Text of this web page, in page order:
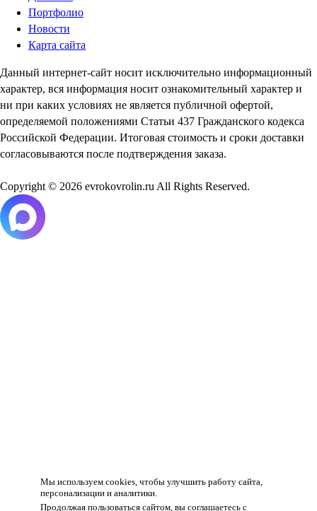
Мы используем cookies, чтобы улучшить работу сайта,
персонализации и аналитики.
Продолжая пользоваться сайтом, вы соглашаетесь с
Портфолио
Новости
Карта сайта
Данный интернет-сайт носит исключительно информационный
характер, вся информация носит ознакомительный характер и
ни при каких условиях не является публичной офертой,
определяемой положениями Статьи 437 Гражданского кодекса
Российской Федерации. Итоговая стоимость и сроки доставки
согласовываются после подтверждения заказа.
Copyright © 2026 evrokovrolin.ru All Rights Reserved.